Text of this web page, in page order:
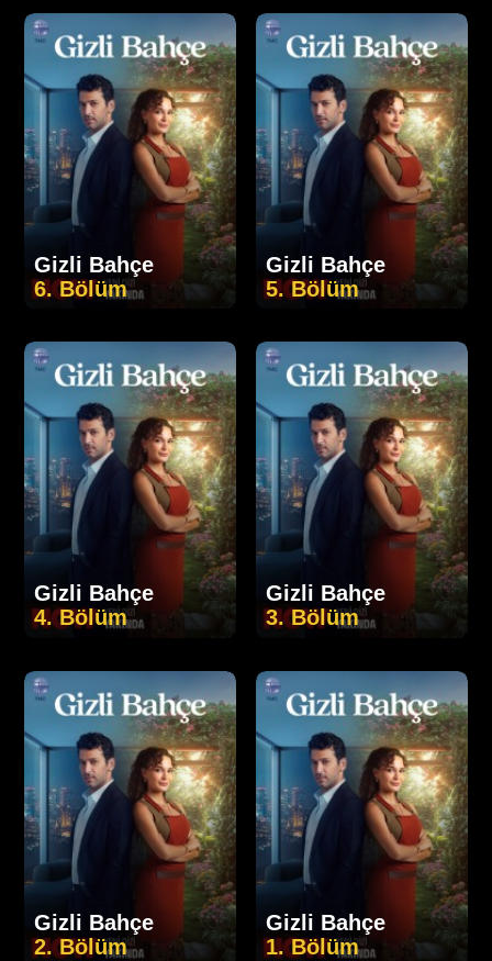
Gizli Bahçe
6. Bölüm
Gizli Bahçe
5. Bölüm
Gizli Bahçe
4. Bölüm
Gizli Bahçe
3. Bölüm
Gizli Bahçe
2. Bölüm
Gizli Bahçe
1. Bölüm